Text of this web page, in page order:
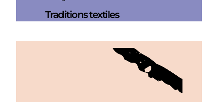
Traditions textiles